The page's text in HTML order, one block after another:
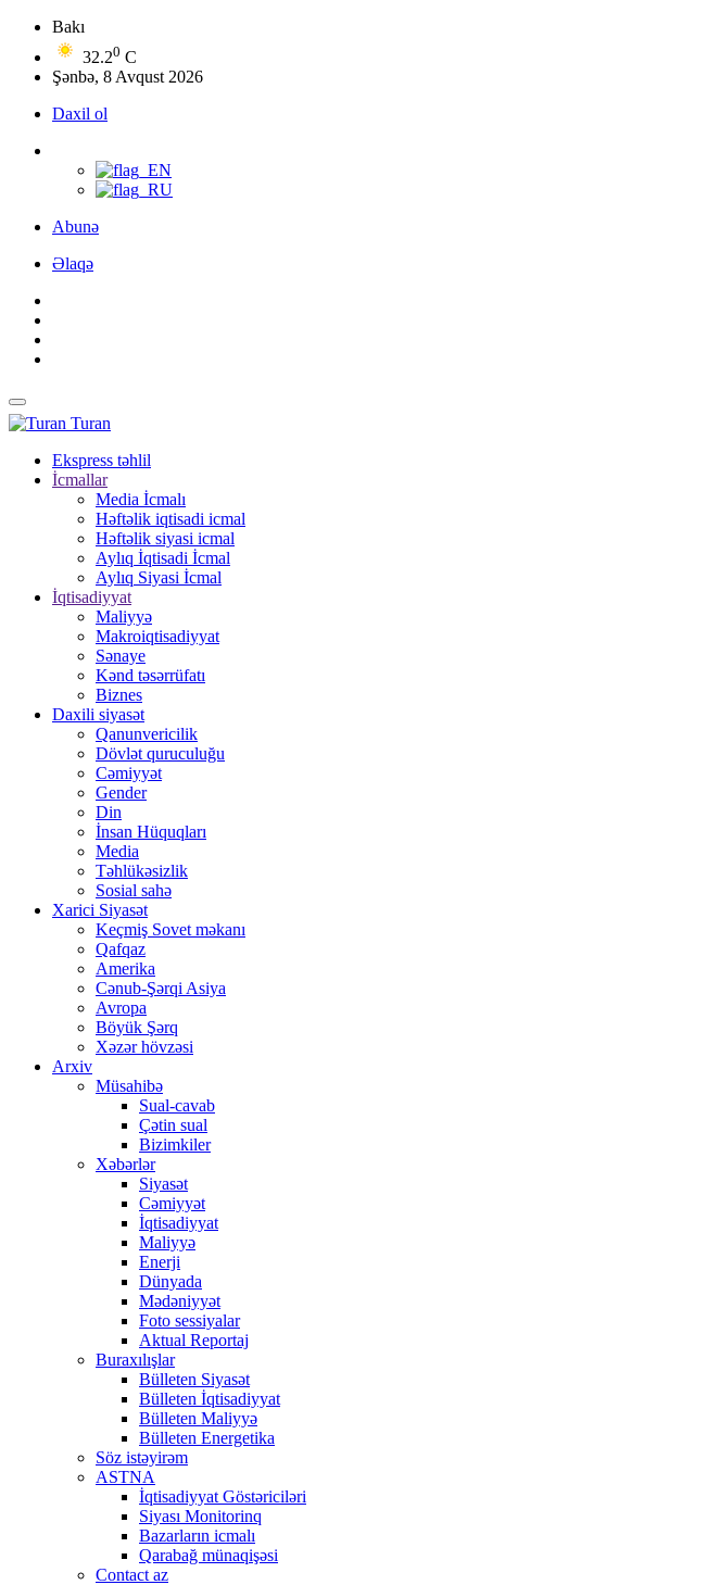
Bakı
32.20 C
Şənbə, 8 Avqust 2026
Daxil ol
Abunə
Əlaqə
Turan
Ekspress təhlil
İcmallar
Media İcmalı
Həftəlik iqtisadi icmal
Həftəlik siyasi icmal
Aylıq İqtisadi İcmal
Aylıq Siyasi İcmal
İqtisadiyyat
Maliyyə
Makroiqtisadiyyat
Sənaye
Kənd təsərrüfatı
Biznes
Daxili siyasət
Qanunvericilik
Dövlət quruculuğu
Cəmiyyət
Gender
Din
İnsan Hüquqları
Media
Təhlükəsizlik
Sosial sahə
Xarici Siyasət
Keçmiş Sovet məkanı
Qafqaz
Amerika
Cənub-Şərqi Asiya
Avropa
Böyük Şərq
Xəzər hövzəsi
Arxiv
Müsahibə
Sual-cavab
Çətin sual
Bizimkiler
Xəbərlər
Siyasət
Cəmiyyət
İqtisadiyyat
Maliyyə
Enerji
Dünyada
Mədəniyyət
Foto sessiyalar
Aktual Reportaj
Buraxılışlar
Bülleten Siyasət
Bülleten İqtisadiyyat
Bülleten Maliyyə
Bülleten Energetika
Söz istəyirəm
ASTNA
İqtisadiyyat Göstəriciləri
Siyası Monitorinq
Bazarların icmalı
Qarabağ münaqişəsi
Contact az